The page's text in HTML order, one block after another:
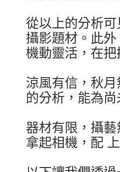
從以上的分析
攝影題材。此
機動靈活，在
涼風有信，秋
的分析，能為
器材有限，攝
拿起相機，配